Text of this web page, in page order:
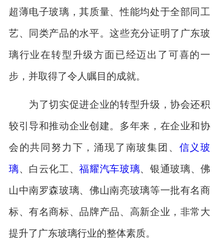
超薄电子玻璃，其质量、性能均处于全部同工
艺、同类产品的水平。这些充分证明了广东玻
璃行业在转型升级方面已经迈出了可喜的一
步，并取得了令人瞩目的成就。
为了切实促进企业的转型升级，协会还积
较引导和推动企业创建。多年来，在企业和协
会的共同努力下，涌现了南玻集团、 信义玻
璃 、白云化工、福耀汽车玻璃 、银通玻璃、佛
山中南罗森玻璃、佛山南亮玻璃等一批有名商
标、有名商标、品牌产品、高新企业，非常大
提升了广东玻璃行业的整体素质。